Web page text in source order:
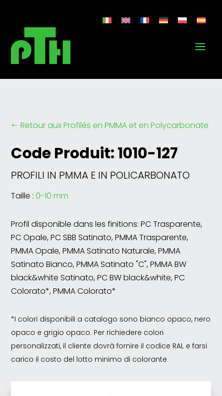
# Retour aux Profilés en PMMA et en Polycarbonate
Code Produit: 1010-127
PROFILI IN PMMA E IN POLICARBONATO
Taille :0-10 mm
Profil disponible dans les finitions: PC Trasparente,
PC Opale, PC SBB Satinato, PMMA Trasparente,
PMMA Opale, PMMA Satinato Naturale, PMMA
Satinato Bianco, PMMA Satinato "C", PMMA BW
black&white Satinato, PC BW black&white, PC
Colorato*, PMMA Colorato*
*I colori disponibili a catalogo sono bianco opaco, nero
opaco e grigio opaco. Per richiedere colori
personalizzati, il cliente dovrà fornire il codice RAL e farsi
carico il costo del lotto minimo di colorante